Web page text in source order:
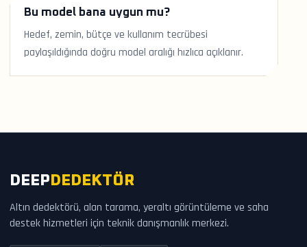
Bu model bana uygun mu?
Hedef, zemin, bütçe ve kullanım tecrübesi
paylaşıldığında doğru model aralığı hızlıca açıklanır.
DEEP DEDEKTÖR
Altın dedektörü, alan tarama, yeraltı görüntüleme ve saha
destek hizmetleri için teknik danışmanlık merkezi.